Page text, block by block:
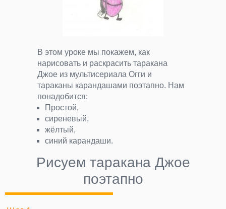
В этом уроке мы покажем, как
нарисовать и раскрасить таракана
Джое из мультисериала Огги и
тараканы карандашами поэтапно. Нам
понадобится:
Простой,
сиреневый,
жёлтый,
синий карандаши.
Рисуем таракана Джое
поэтапно